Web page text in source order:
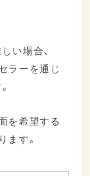
い場合、
ラーを通じ
を希望する
ます。